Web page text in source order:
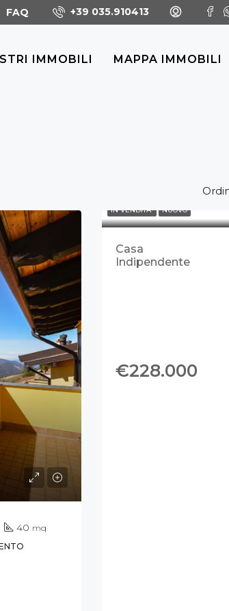
+39 035.910413
FAQ
IMMOBILI MAPPA IMMOBILI
40 mq
IN VENDITA NUOVO
Casa
Indipendente
€228.000